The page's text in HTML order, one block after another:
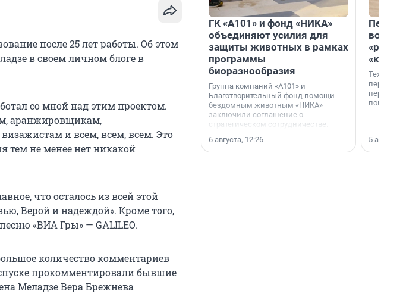
после 25 лет работы. Об этом
в своем личном блоге в
со мной над этим проектом.
аранжировщикам,
и всем, всем, всем. Это
тем не менее нет никакой
что осталось из всей этой
Верой и надеждой». Кроме того,
«ВИА Гры» — GALILEO.
количество комментариев
прокомментировали бывшие
Меладзе Вера Брежнева
ГК «А101» и фонд «НИКА»
объединяют усилия для
защиты животных в рамках
программы
биоразнообразия
Группа компаний «А101» и
Благотворительный фонд помощи
бездомным животным «НИКА»
заключили соглашение о
стратегическом сотрудничестве.
6 августа, 12:26
5